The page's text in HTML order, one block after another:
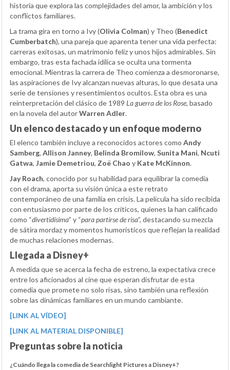
historia que explora las complejidades del amor, la ambición y los
conflictos familiares.
La trama gira en torno a Ivy (Olivia Colman) y Theo (Benedict
Cumberbatch), una pareja que aparenta tener una vida perfecta:
carreras exitosas, un matrimonio feliz y unos hijos admirables. Sin
embargo, tras esta fachada idílica se oculta una tormenta
emocional. Mientras la carrera de Theo comienza a desmoronarse,
las aspiraciones de Ivy alcanzan nuevas alturas, lo que desata una
serie de tensiones y resentimientos ocultos. Esta obra es una
reinterpretación del clásico de 1989 La guerra de los Rose, basado
en la novela del autorWarren Adler.
Un elenco destacado y un enfoque moderno
El elenco también incluye a reconocidos actores como Andy
Samberg, Allison Janney, Belinda Bromilow, Sunita Mani, Ncuti
Gatwa, Jamie Demetriou, Zoë Chao y Kate McKinnon.
Jay Roach, conocido por su habilidad para equilibrar la comedia
con el drama, aporta su visión única a este retrato
contemporáneo de una familia en crisis. La película ha sido recibida
con entusiasmo por parte de los críticos, quienes la han calificado
como “divertidísima” y “para partirse de risa”, destacando su mezcla
de sátira mordaz y momentos humorísticos que reflejan la realidad
de muchas relaciones modernas.
Llegada a Disney+
A medida que se acerca la fecha de estreno, la expectativa crece
entre los aficionados al cine que esperan disfrutar de esta
comedia que promete no solo risas, sino también una reflexión
sobre las dinámicas familiares en un mundo cambiante.
[LINK AL VÍDEO]
[LINK AL MATERIAL DISPONIBLE]
Preguntas sobre la noticia
¿Cuándo llega la comedia de Searchlight Pictures a Disney+?